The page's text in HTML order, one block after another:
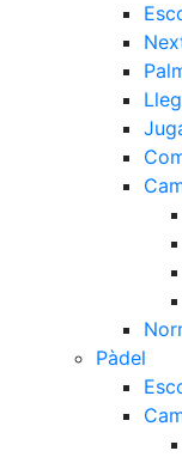
Pàdel
Escola de
Campionat
Quadres de
Quadre
Històric del
Altres esports
Activitats